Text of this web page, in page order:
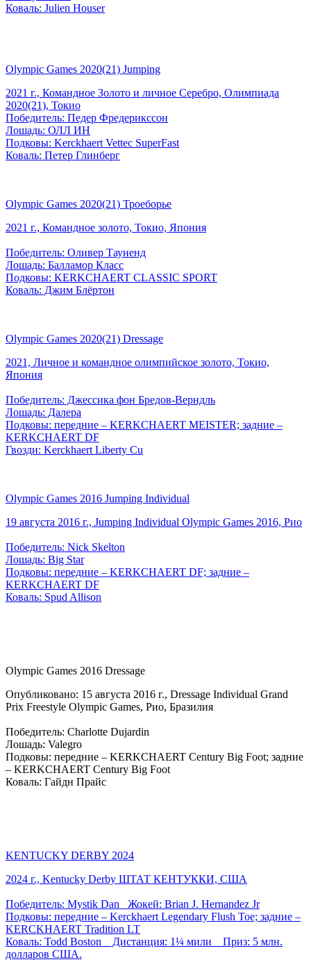
Коваль: Julien Houser
Olympic Games 2020(21) Jumping
2021 г., Командное Золото и личное Серебро, Олимпиада
2020(21), Токио
Победитель: Педер Фредерикссон
Лошадь: ОЛЛ ИН
Подковы: Kerckhaert Vettec SuperFast
Коваль: Петер Глинберг
Olympic Games 2020(21) Троеборье
2021 г., Командное золото, Токио, Япония
Победитель: Оливер Тауненд
Лошадь: Балламор Класс
Подковы: KERKCHAERT CLASSIC SPORT
Коваль: Джим Блёртон
Olympic Games 2020(21) Dressage
2021, Личное и командное олимпийское золото, Токио,
Япония
Победитель: Джессика фон Бредов-Верндль
Лошадь: Далера
Подковы: передние – KERKCHAERT MEISTER; задние –
KERKCHAERT DF
Гвозди: Kerckhaert Liberty Cu
Olympic Games 2016 Jumping Individual
19 августа 2016 г., Jumping Individual Olympic Games 2016, Рио
Победитель: Nick Skelton
Лошадь: Big Star
Подковы: передние – KERKCHAERT DF; задние –
KERKCHAERT DF
Коваль: Spud Allison
Olympic Games 2016 Dressage
Опубликовано: 15 августа 2016 г., Dressage Individual Grand
Prix Freestyle Olympic Games, Рио, Бразилия
Победитель: Charlotte Dujardin
Лошадь: Valegro
Подковы: передние – KERKCHAERT Century Big Foot; задние
– KERKCHAERT Century Big Foot
Коваль: Гайдн Прайс
KENTUCKY DERBY 2024
2024 г., Kentucky Derby ШТАТ КЕНТУККИ, США
Победитель: Mystik Dan Жокей: Brian J. Hernandez Jr
Подковы: передние – Kerckhaert Legendary Flush Toe; задние –
KERCKHAERT Tradition LT
Коваль: Todd Boston Дистанция: 1¼ мили Приз: 5 млн.
долларов США.